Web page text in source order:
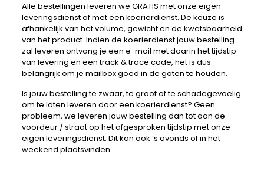
Alle bestellingen leveren we GRATIS met onze eigen
leveringsdienst of met een koerierdienst. De keuze is
afhankelijk van het volume, gewicht en de kwetsbaarheid
van het product. Indien de koerierdienst jouw bestelling
zal leveren ontvang je een e-mail met daarin het tijdstip
van levering en een track & trace code, het is dus
belangrijk om je mailbox goed in de gaten te houden.
Is jouw bestelling te zwaar, te groot of te schadegevoelig
om te laten leveren door een koerierdienst? Geen
probleem, we leveren jouw bestelling dan tot aan de
voordeur / straat op het afgesproken tijdstip met onze
eigen leveringsdienst. Dit kan ook ‘s avonds of in het
weekend plaatsvinden.